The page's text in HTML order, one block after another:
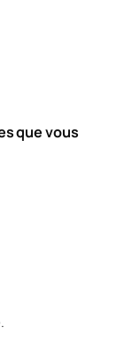
que vous
.